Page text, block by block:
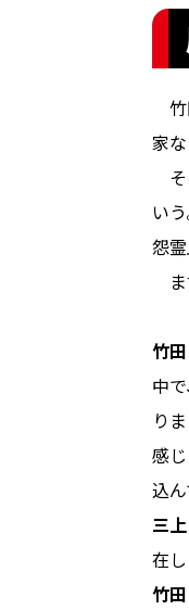
竹
家
そ
い
怨
ま
竹田
中
り
感
込
三上
在し
竹田